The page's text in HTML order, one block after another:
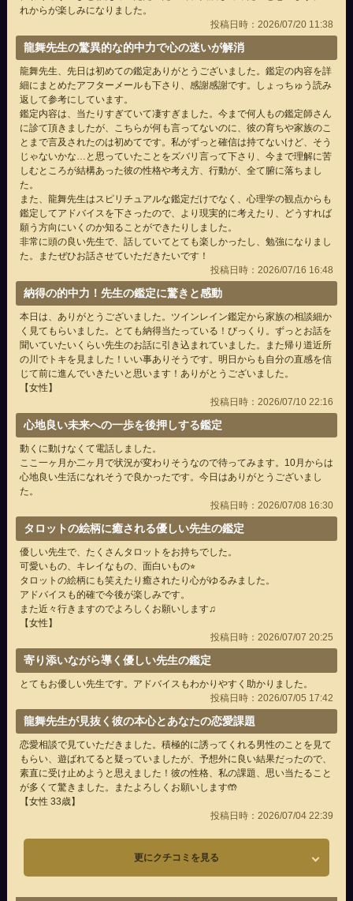
れからが楽しみになりました。
投稿日時：2026/07/20 11:38
龍舞先生の驚異的な的中力で心の迷いが解消
龍舞先生、先日は初めての鑑定ありがとうございました。鑑定の内容を詳
細にまとめたアフターメールも下さり、感謝感謝です。しょっちゅう読み
返して参考にしています。
鑑定内容は、当たりすぎていて凄すぎました。今まで何人もの鑑定師さん
に診て頂きましたが、こちらが何も言ってないのに、彼の育ちや家族のこ
とまで言及されたのは初めてです。私がずっと確信は持てないけど、そう
じゃないかな…と思っていたことをズバリ言って下さり、今まで理解に苦
しむところが結構あった彼の性格や考え方、行動が、全て腑に落ちまし
た。
また、龍舞先生はスピリチュアルな鑑定だけでなく、心理学の観点からも
鑑定してアドバイスを下さったので、より現実的に考えたり、どうすれば
願う方向にいくのか知ることができたりしました。
非常に頭の良い先生で、話していてとても楽しかったし、勉強になりまし
た。またぜひお話させていただきたいです！
投稿日時：2026/07/16 16:48
納得の的中力！先生の鑑定に驚きと感動
本日は、ありがとうございました。ツインレイン鑑定から家族の相談細か
く見てもらいました。とても納得当たっている！びっくり。ずっとお話を
聞いていたいくらい先生のお話に引き込まれていました。また帰り道近所
の川でトキを見ました！いい事ありそうです。明日からも自分の直感を信
じて前に進んでいきたいと思います！ありがとうございました。
【女性】
投稿日時：2026/07/10 22:16
心地良い未来への一歩を後押しする鑑定
動くに動けなくて電話しました。
ここ一ヶ月か二ヶ月で状況が変わりそうなので待ってみます。10月からは
心地良い生活になれそうで良かったです。今日はありがとうございまし
た。
投稿日時：2026/07/08 16:30
タロットの絵柄に癒される優しい先生の鑑定
優しい先生で、たくさんタロットをお持ちでした。
可愛いもの、キレイなもの、面白いもの⭐︎
タロットの絵柄にも笑えたり癒されたり心がゆるみました。
アドバイスも的確で今後が楽しみです。
また近々行きますのでよろしくお願いします♫
【女性】
投稿日時：2026/07/07 20:25
寄り添いながら導く優しい先生の鑑定
とてもお優しい先生です。アドバイスもわかりやすく助かりました。
投稿日時：2026/07/05 17:42
龍舞先生が見抜く彼の本心とあなたの恋愛課題
恋愛相談で見ていただきました。積極的に誘ってくれる男性のことを見て
もらい、遊ばれてると疑っていましたが、予想外に良い結果だったので、
素直に受け止めようと思えました！彼の性格、私の課題、思い当たること
が多くて驚きました。またよろしくお願いします🤲
【女性 33歳】
投稿日時：2026/07/04 22:39
更にクチコミを見る